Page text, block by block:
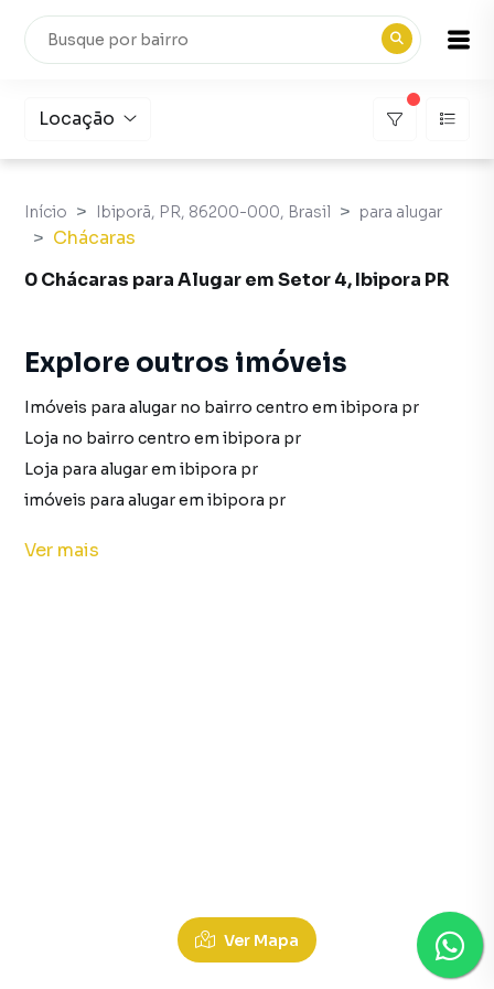
Locação
Início Ibiporã, PR, 86200-000, Brasil para alugar
Chácaras
0 Chácaras para Alugar em Setor 4, Ibipora PR
Explore outros imóveis
Imóveis para alugar no bairro centro em ibipora pr
Loja no bairro centro em ibipora pr
Loja para alugar em ibipora pr
imóveis para alugar em ibipora pr
Imóveis para alugar no bairro terra-bonita em ibipora pr
Ver mais
Ver Mapa